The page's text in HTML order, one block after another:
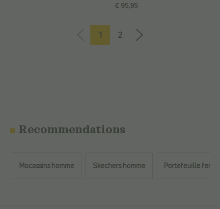
€ 95,95
1 2
Recommendations
Mocassins homme Skechers homme Portefeuille